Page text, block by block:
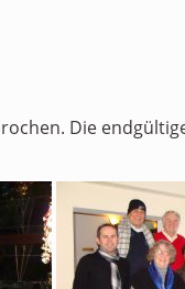
Die
Mitglied
Links &
Satzung